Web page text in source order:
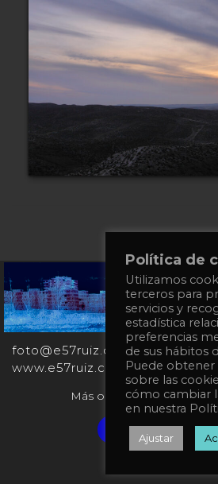
foto@e57ruiz.com
www.e57ruiz.com
Más obras en la galería
Verified artist on
Política de
Utilizamos
terceros para
servicios y
estadística
preferencias
de sus hábitos
Puede
sobre las
cómo cambiar
en nuestra
Ajustar